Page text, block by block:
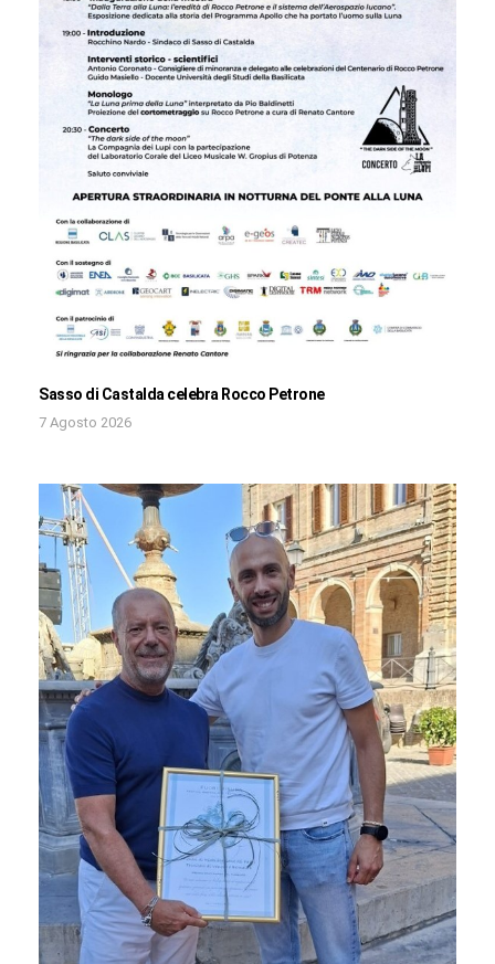
Sasso di Castalda celebra Rocco Petrone
7 Agosto 2026